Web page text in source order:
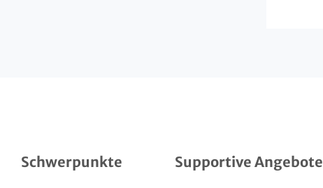
Schwerpunkte Supportive Angebote